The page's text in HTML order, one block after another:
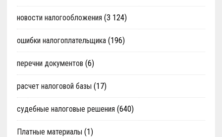
новости налогообложения (3 124)
ошибки налогоплательщика(196)
перечни документов (6)
расчет налоговой базы (17)
судебные налоговые решения (640)
Платные материалы (1)